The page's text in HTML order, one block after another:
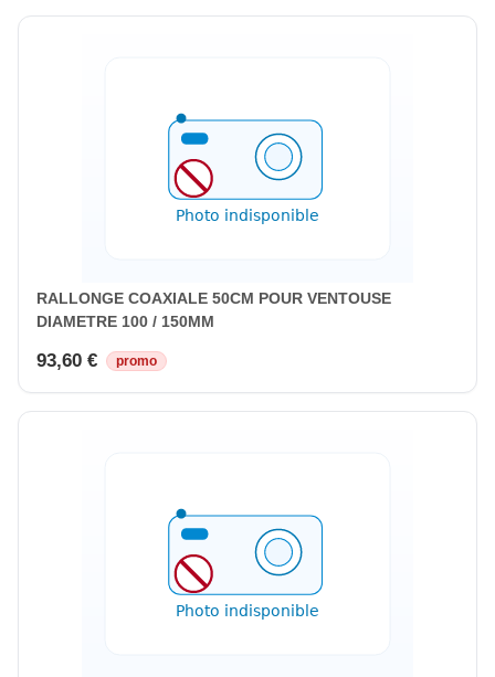
RALLONGE COAXIALE 50CM POUR VENTOUSE
DIAMETRE 100 / 150MM
93,60 € promo